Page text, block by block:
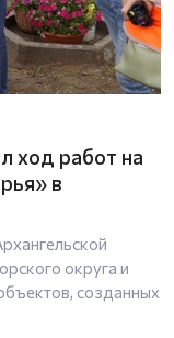
ход работ на
в
округа и
созданных